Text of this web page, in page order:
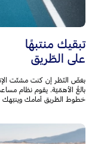
تبقيك منتبهًا
على الطّريق
بغضّ النّظر إن كنت مشتّت
بالغُ الأهمّيّة. يقوم نظام
خطوط الطّريق أمامك وينبّهك